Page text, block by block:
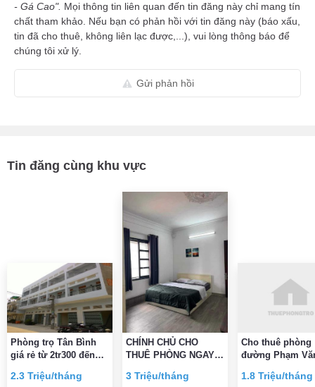
- Gá Cao". Mọi thông tin liên quan đến tin đăng này chỉ mang tín
chất tham khảo. Nếu bạn có phản hồi với tin đăng này (báo xấu,
tin đã cho thuê, không liên lạc được,...), vui lòng thông báo để
chúng tôi xử lý.
Gửi phản hồi
Tin đăng cùng khu vực
Phòng trọ Tân Bình
giá rẻ từ 2tr300 đến
2.3 Triệu/tháng
CHÍNH CHỦ CHO
THUÊ PHÒNG NGAY
ĐẦY ĐỦ TIỆN
3 Triệu/tháng
Cho thuê phòng
đường Phạm
Bình gần CMT8
1.8 Triệu/tháng